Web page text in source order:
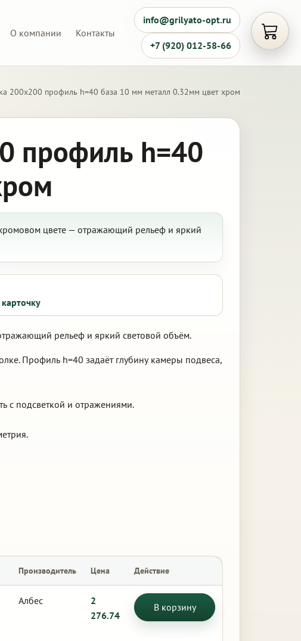
О компании Контакты
info@grilyato-opt.ru
+7 (920) 012-58-66
200х200 профиль h=40 база 10 мм металл 0.32мм цвет хром
профиль h=40
цвете — отражающий рельеф и яркий
рельеф и яркий световой объём.
Профиль h=40 задаёт глубину камеры подвеса,
с подсветкой и отражениями.
Производитель Цена Действие
Албес
2
276.74
В корзину
Открыть